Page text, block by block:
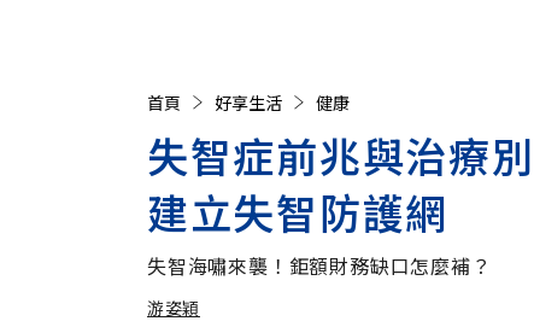
首頁 好享生活 健康
失智症前兆與治療
建立失智防護網
失智海嘯來襲！鉅額財務缺口怎麼補？
游姿穎